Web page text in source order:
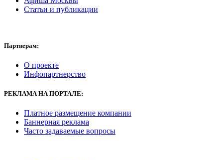
Статьи и публикации
Партнерам:
О проекте
Инфопартнерство
РЕКЛАМАНА ПОРТАЛЕ:
Платное размещение компании
Баннерная реклама
Часто задаваемые вопросы